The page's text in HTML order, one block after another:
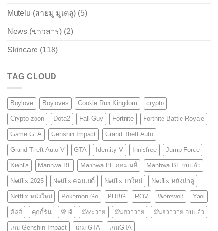
Mutelu (สายมู มูเตลู) (5)
News (ข่าวสาร) (2)
Skincare (118)
TAG CLOUD
Boylove Boyloves Cookie Run Kingdom crypto
Crypto zoon Dota2 Fall Guy Fortnite Fortnite Battle Royale
Game GTA Genshin Impact Grand Theft Auto
Grand Theft Auto V GTA Identity V Innisfree Jump Force
Kiehl's Manhwa BL Manhwa BL คอมเมดี้ Manhwa BL จบแล้ว
Netflix 2025 Netflix คอมเมดี้ Netflix มาใหม่ Netflix หนังน่าดู
Netflix หนังใหม่ Pokemon Go PUBG ROV Werewolf Yaoi
คีลส์ คุกกี้รัน พับจี มังงะวาย มันฮวาวาย มันฮวาวาย จบแล้ว
เกม Genshin Impact เกม GTA เกมGTA